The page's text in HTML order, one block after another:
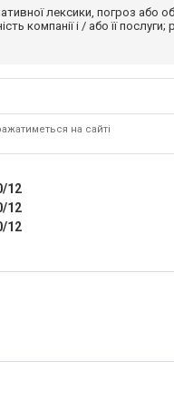
лексики, погроз або
компанії і / або її
на сайті
12
12
12